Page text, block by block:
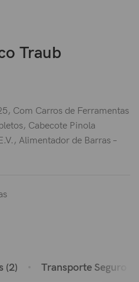
Traub
Com Carros de Ferramentas
Cabecote Pinola
Alimentador de Barras –
(2) Transporte Seguro